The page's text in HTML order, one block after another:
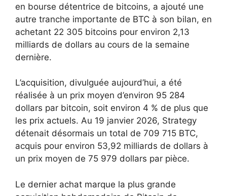
en bourse détentrice de bitcoins, a ajouté une
autre tranche importante de BTC à son bilan, en
achetant 22 305 bitcoins pour environ 2,13
milliards de dollars au cours de la semaine
dernière.
L’acquisition, divulguée aujourd’hui, a été
réalisée à un prix moyen d’environ 95 284
dollars par bitcoin, soit environ 4 % de plus que
les prix actuels. Au 19 janvier 2026, Strategy
détenait désormais un total de 709 715 BTC,
acquis pour environ 53,92 milliards de dollars à
un prix moyen de 75 979 dollars par pièce.
Le dernier achat marque la plus grande